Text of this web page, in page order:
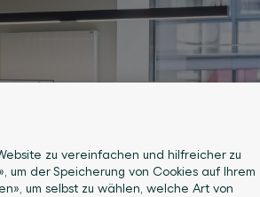
zu vereinfachen und hilfreicher zu
um der Speicherung von Cookies auf Ihrem
um selbst zu wählen, welche Art von